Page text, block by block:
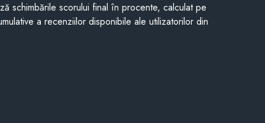
schimbările scorului final în procente, calculat pe
a recenziilor disponibile ale utilizatorilor din